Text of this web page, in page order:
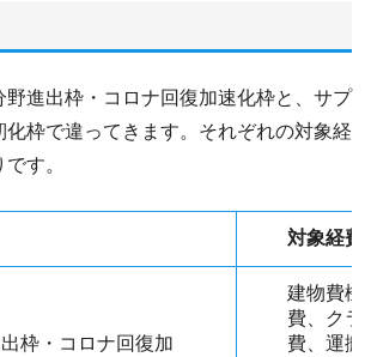
野進出枠・コロナ回復加速化枠と、サプ
化枠で違ってきます。それぞれの対象経
す。
対象経費
枠・コロナ回復加
建物費機
費、クラ
費、運搬